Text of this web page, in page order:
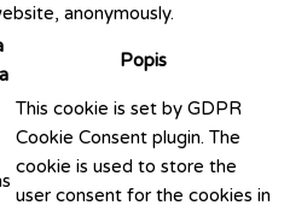
anonymously.
Popis
This cookie is set by GDPR
Cookie Consent plugin. The
cookie is used to store the
user consent for the cookies in